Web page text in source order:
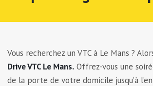
Vous recherchez un VTC à Le Mans ?
Drive VTC Le Mans. Offrez-vous une
de la porte de votre domicile jusqu’à